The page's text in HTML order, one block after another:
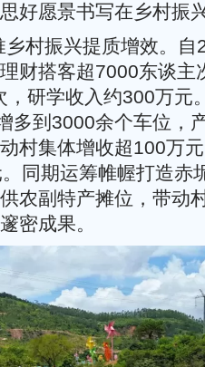
好愿景书写在乡村振
乡村振兴提质增效。
财搭客超7000东谈主
，研学收入约300万元
多到3000余个车位，
村集体增收超100万
同期运筹帷幄打造赤
农副特产摊位，带动
密成果。